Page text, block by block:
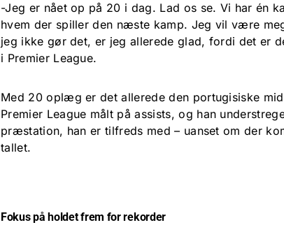
-Jeg er nået op på 20 i dag. Lad os se. Vi har én
hvem der spiller den næste kamp. Jeg vil være
jeg ikke gør det, er jeg allerede glad, fordi det er
i Premier League.
Med 20 oplæg er det allerede den portugisiske
Premier League målt på assists, og han
præstation, han er tilfreds med – uanset om der
tallet.
Fokus på holdet frem for rekorder